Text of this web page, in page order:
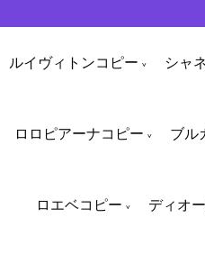
ルイヴィトンコピー シャ
ロロピアーナコピー ブル
ロエベコピー ディオ